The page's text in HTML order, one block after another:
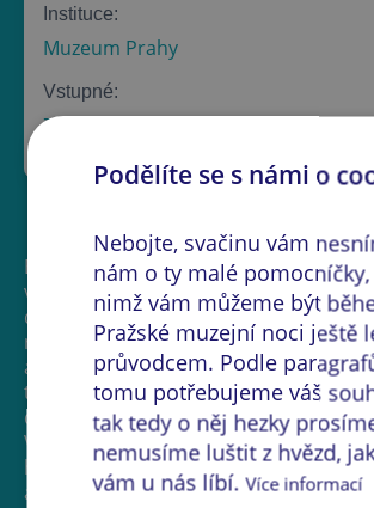
Instituce:
Muzeum Prahy
Vstupné:
Zdarma
Během muzejní noci 2026 se pro
ve večerních hodinách vila rodiny
domě žila Božena Horneková-
reformátorka oděvní módy, Otto
architekt Pražského hradu a jejich syn
technologický vizionář, který z vily
dnešního smart house.
Vila bude otevřena k nahlédnutí bez
hodin do 23 hodiny, kdy budete moci
atmosféru vily a zahrady.
Podělíte se s námi o
Nebojte, svačinu vám
nám o ty malé
nimž vám můžeme být
Pražské muzejní noci ještě
průvodcem. Podle
tomu potřebujeme váš
tak tedy o něj hezky
nemusíme luštit z hvězd,
vám u nás líbí.Více informací